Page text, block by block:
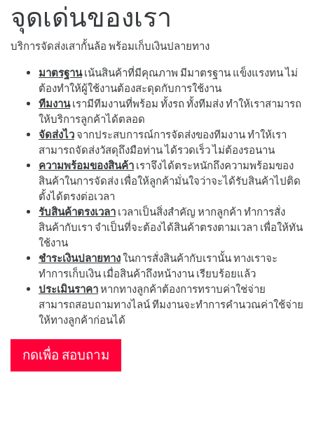
จุดเด่นของเรา
บริการจัดส่งเสากั้นล้อ พร้อมเก็บเงินปลายทาง
มาตรฐานเน้นสินค้าที่มีคุณภาพ มีมาตรฐาน แข็งแรงทน ไม่
ต้องทำให้ผู้ใช้งานต้องสะดุดกับการใช้งาน
ทีมงานเรามีทีมงานที่พร้อม ทั้งรถ ทั้งทีมส่ง ทำให้เราสามารถ
ให้บริการลูกค้าได้ตลอด
จัดส่งไว จากประสบการณ์การจัดส่งของทีมงาน ทำให้เรา
สามารถจัดส่งวัสดุถึงมือท่าน ได้รวดเร็ว ไม่ต้องรอนาน
ความพร้อมของสินค้า เราจึงได้ตระหนักถึงความพร้อมของ
สินค้าในการจัดส่ง เพื่อให้ลูกค้ามั่นใจว่าจะได้รับสินค้าไปติด
ตั้งได้ตรงต่อเวลา
รับสินค้าตรงเวลา เวลาเป็นสิ่งสำคัญ หากลูกค้า ทำการสั่ง
สินค้ากับเรา จำเป็นที่จะต้องได้สินค้าตรงตามเวลา เพื่อให้ทัน
ใช้งาน
ชำระเงินปลายทางในการสั่งสินค้ากับเรานั้น ทางเราจะ
ทำการเก็บเงิน เมื่อสินค้าถึงหน้างาน เรียบร้อยแล้ว
ประเมินราคาหากทางลูกค้าต้องการทราบค่าใช่จ่าย
สามารถสอบถามทางไลน์ ทีมงานจะทำการคำนวณค่าใช้จ่าย
ให้ทางลูกค้าก่อนได้
กดเพื่อ สอบถาม